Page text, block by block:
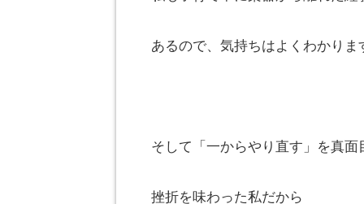
あるので、気持ちはよくわかりま
そして「一からやり直す」を真面
挫折を味わった私だから